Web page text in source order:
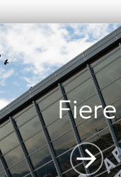
Fiere